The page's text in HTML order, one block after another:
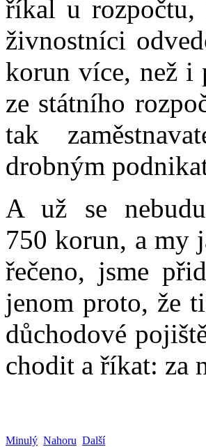
říkal u rozpočtu,
živnostníci
korun více, než i
ze státního
tak
drobným
A už se
750 korun, a my
řečeno, jsme
jenom proto, že
důchodové
chodit a říkat: za
Minulý Nahoru Další